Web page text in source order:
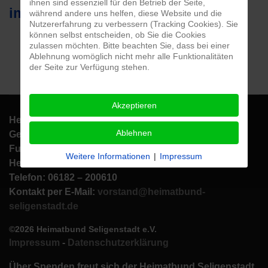
im Veranstaltungskalender
Heimatbund Seligenstadt e.V.
Geschäftsstelle: Aschaffenburger Str. 1
Fundus/
Heimatbundhalle: Am Eichwald 7
Telefon: 06182 – 200610
Kontakt per E-Mail: vorstand@heimatbund-
seligenstadt.de
©2026 Heimatbund Seligenstadt e.V.
Impressum - Datenschutzerklärung
ihnen sind essenziell für den Betrieb der Seite,
während andere uns helfen, diese Website und die
Nutzererfahrung zu verbessern (Tracking Cookies). Sie
können selbst entscheiden, ob Sie die Cookies
zulassen möchten. Bitte beachten Sie, dass bei einer
Ablehnung womöglich nicht mehr alle Funktionalitäten
der Seite zur Verfügung stehen.
Akzeptieren
Ablehnen
Weitere Informationen | Impressum